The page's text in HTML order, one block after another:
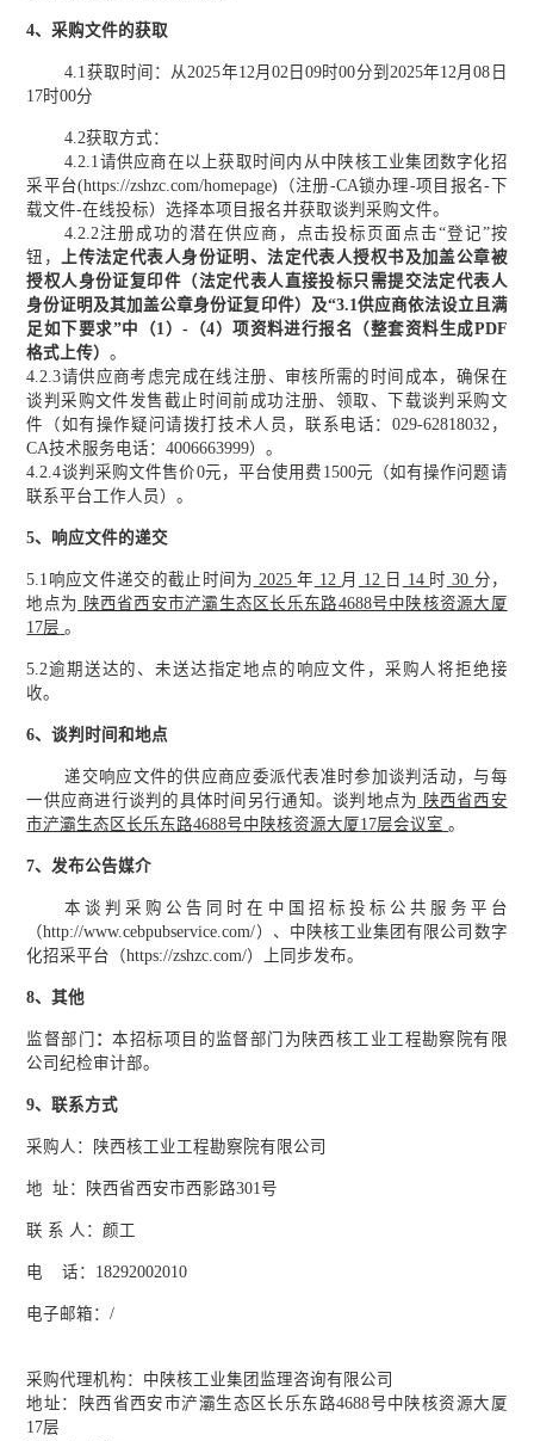
4、采购文件的获取
4.1获取时间：从2025年12月 02日09时00分到2025年12月08 日
17时00分
4.2获取方式：
4.2.1请供应商在以上获取时间内从中陕核工业集团数字化招
采平台(https://zshzc.com/homepage)（注册-CA锁办理-项目报名-下
载文件-在线投标）选择本项目报名并获取谈判采购文件。
4.2.2注册成功的潜在供应商，点击投标页面点击“登记”按
钮，上传法定代表人身份证明、法定代表人授权书及加盖公章被
授权人身份证复印件（法定代表人直接投标只需提交法定代表人
身份证明及其加盖公章身份证复印件）及“3.1供应商依法设立且满
足如下要求”中 （1）- （4）项资料进行报名（整套资料生成PDF
格式上传）。
4.2.3请供应商考虑完成在线注册、审核所需的时间成本，确保在
谈判采购文件发售截止时间前成功注册、领取、下载谈判采购文
件
（如有操作疑问请拨打技术人员，联系电话：029-62818032，
CA技术服务电话：4006663999）。
4.2.4谈判采购文件售价0元，平台使用费1500元（如有操作问题请
联系平台工作人员）。
5、 响应文件的递交
5.1响应文件递交的截止时间 为 2025 年 12 月 12 日 14 时 30 分 ，
地点为 陕西省西安市浐灞生态区长乐东路4688号中陕核资源大厦
17层 。
5.2逾期送达的、未送达指定地点的响应文件，采购人将拒绝接
收。
6、谈判时间和地点
递交响应文件的供应商应委派代表准时参加谈判活动，与每
一供应商进行谈判的具体时间另行通知。谈判地点为 陕西省西安
市浐灞生态区长乐东路4688号中陕核资源大厦17层会议室 。
7、发布公告媒介
本谈判采购公告 同时在中国招标投标公共服务平台
（http://www.cebpubservice.com/）、中陕核工业集团有限公司数字
化招采平台（https://zshzc.com/）上同步发布。
8、其他
监督部门 ：本招标项目的监督部门为 陕西核工业工程勘察院有限
公司纪检审计部。
9、联系方式
采购人： 陕西核工业工程勘察院有限公司
地 址： 陕西省西安市西影路301号
联 系 人：颜工
电 话： 18292002010
电子邮箱：/
采购代理机构：中陕核工业集团监理咨询有限公司
地址：陕西省西安市浐灞生态区长乐东路4688号中陕核资源大厦
17层